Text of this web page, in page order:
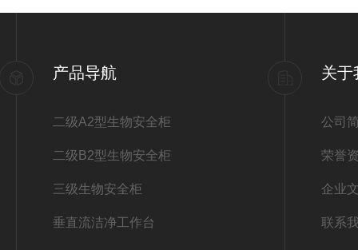
产品导航
二级A2型生物安全柜
二级B2型生物安全柜
三级生物安全柜
垂直流洁净工作台
关于
公司
荣誉
企业
联系